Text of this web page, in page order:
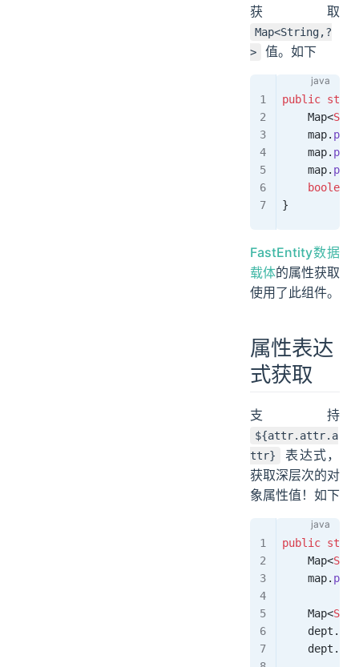
获取
Map<String,?
>
值。如下
public
    Map
<
    map
. put
    map
. put
    map
. put
    boolean
}
FastEntity数据
载体的属性获取
使用了此组件。
属性表达
式获取
支持
${attr.attr.a
ttr}
表达式，
获取深层次的对
象属性值！如下
public
    Map
<
    map
. put
    Map
<
    dept
.
    dept
.